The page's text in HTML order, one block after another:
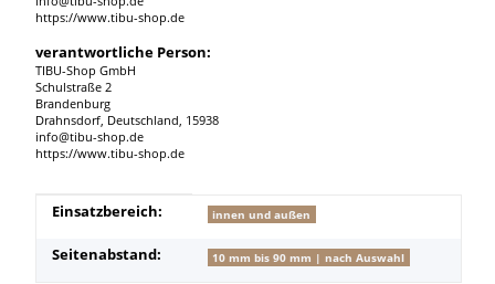
https://www.tibu-shop.de
verantwortliche Person:
TIBU-Shop GmbH
Schulstraße 2
Brandenburg
Drahnsdorf, Deutschland, 15938
info@tibu-shop.de
https://www.tibu-shop.de
Produkteigenschaft
Wert
Einsatzbereich: innen und außen
Seitenabstand: 10 mm bis 90 mm | nach Auswahl